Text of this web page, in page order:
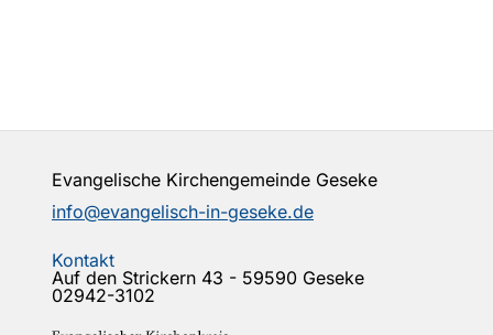
Evangelische Kirchengemeinde Geseke
info@evangelisch-in-geseke.de
Kontakt
Auf den Strickern 43 - 59590 Geseke
02942-3102